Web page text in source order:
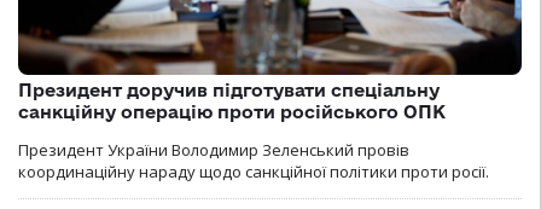
Президент доручив підготувати спеціальну
санкційну операцію проти російського ОПК
Президент України Володимир Зеленський провів
координаційну нараду щодо санкційної політики проти росії.